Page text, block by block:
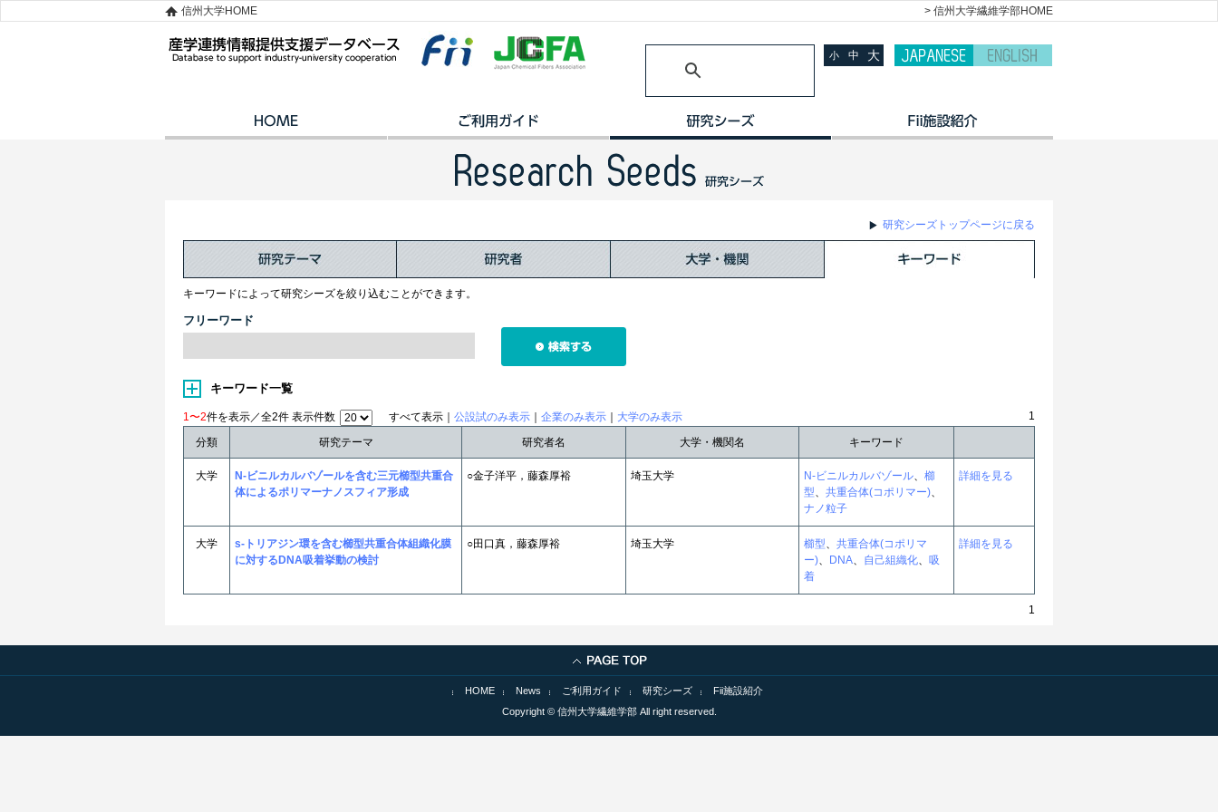
> 信州大学繊維学部HOME
信州大学HOME
小 中 大
研究シーズトップページに戻る
キーワードによって研究シーズを絞り込むことができます。
フリーワード
キーワード一覧
1〜2件を表示／全2件 表示件数 すべて表示｜ 公設試のみ表示 企業のみ表示 大学のみ表示 1
分類 研究テーマ 研究者名 大学・機関名 キーワード
大学
N-ビニルカルバゾールを含む三元櫛型共重合
体によるポリマーナノスフィア形成
○金子洋平，藤森厚裕 埼玉大学 N-ビニルカルバゾール、 櫛
型、 共重合体(コポリマー)、
ナノ粒子
詳細を見る
大学
s-トリアジン環を含む櫛型共重合体組織化膜
に対するDNA吸着挙動の検討
○田口真，藤森厚裕 埼玉大学 櫛型、 共重合体(コポリマ
ー)、 DNA、 自己組織化、 吸
着
詳細を見る
1
HOME News ご利用ガイド 研究シーズ
Fii施設紹介
Copyright © 信州大学繊維学部 All right reserved.